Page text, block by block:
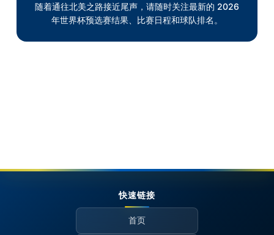
随着通往北美之路接近尾声，请随时关注最新的 2026
年世界杯预选赛结果、比赛日程和球队排名。
快速链接
首页